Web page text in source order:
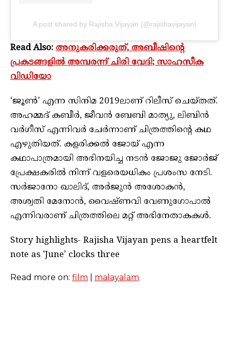
A post shared by Rajisha Vijayan (@rajishavijayan)
Read Also: അനുകരിക്കരുത്, അബീഷിന്റെ
പ്രകടങ്ങളിൽ അമ്പരന്ന് ചിരി വേദി; സാഹസീക
വിഡിയോ
‘ജൂൺ’ എന്ന സിനിമ 2019ലാണ് റിലീസ് ചെയ്തത്.
അഹമ്മദ് കബീർ, ജീവൻ ബേബി മാത്യു, ലിബിൻ
വർഗീസ് എന്നിവർ ചേർന്നാണ് ചിത്രത്തിന്റെ കഥ
എഴുതിയത്. കളരിക്കൽ ജോയ് എന്ന
കഥാപാത്രമായി അഭിനയിച്ച നടൻ ജോജു ജോർജ്
പ്രേക്ഷകരിൽ നിന്ന് വളരെയധികം പ്രശംസ നേടി.
സർജാനോ ഖാലിദ്, അർജുൻ അശോകൻ,
അശ്വതി മേനോൻ, വൈഷ്ണവി വേണുഗോപാൽ
എന്നിവരാണ് ചിത്രത്തിലെ മറ്റ് അഭിനേതാകകൾ.
Story highlights- Rajisha Vijayan pens a heartfelt
note as ‘June’ clocks three
Read more on: film malayalam